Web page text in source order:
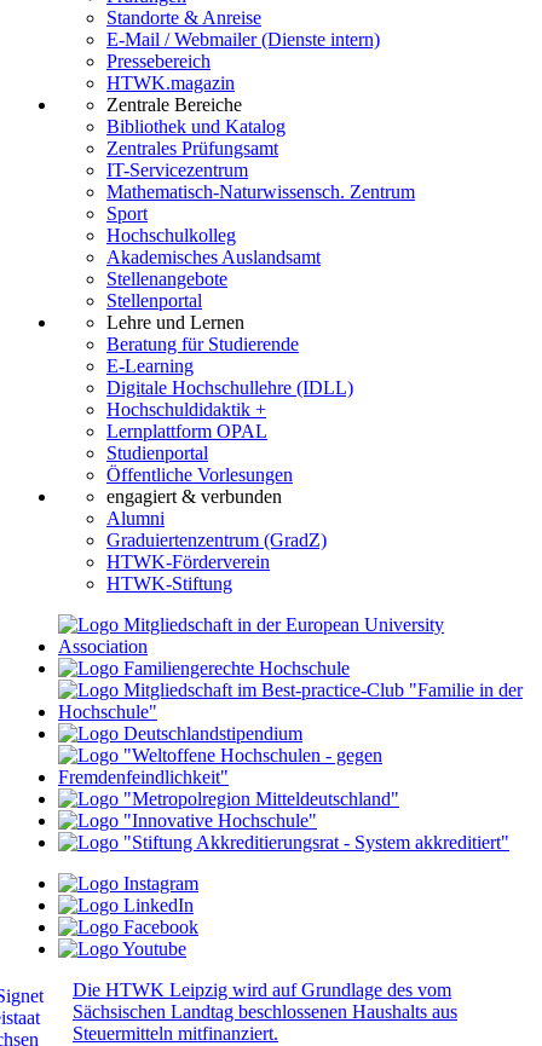
Standorte & Anreise
E-Mail / Webmailer (Dienste intern)
Pressebereich
HTWK.magazin
Zentrale Bereiche
Bibliothek und Katalog
Zentrales Prüfungsamt
IT-Servicezentrum
Mathematisch-Naturwissensch. Zentrum
Sport
Hochschulkolleg
Akademisches Auslandsamt
Stellenangebote
Stellenportal
Lehre und Lernen
Beratung für Studierende
E-Learning
Digitale Hochschullehre (IDLL)
Hochschuldidaktik +
Lernplattform OPAL
Studienportal
Öffentliche Vorlesungen
engagiert & verbunden
Alumni
Graduiertenzentrum (GradZ)
HTWK-Förderverein
HTWK-Stiftung
Die HTWK Leipzig wird auf Grundlage des vom
Sächsischen Landtag beschlossenen Haushalts aus
Steuermitteln mitfinanziert.